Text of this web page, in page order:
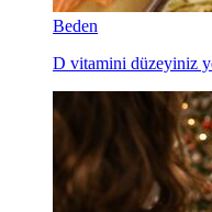
Beden
D vitamini düzeyiniz